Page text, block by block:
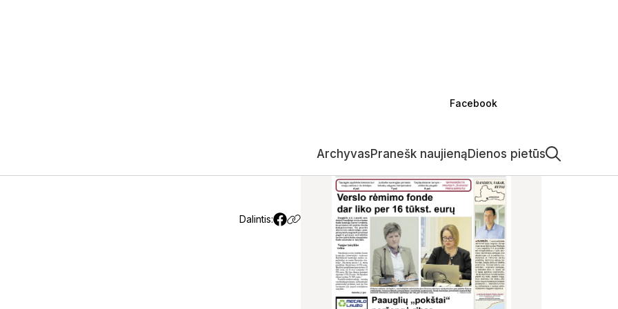
Facebook
ArchyvasPranešk naujienąDienos pietūs
tarybos 2026 m.
darbotvarkės projektas
Dalintis: